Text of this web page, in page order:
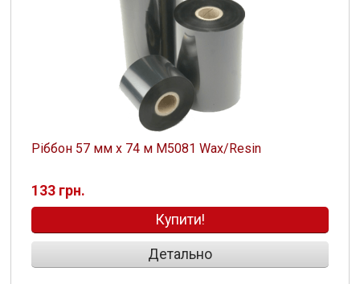
Ріббон 57 мм х 74 м M5081 Wax/Resin
133 грн.
Купити!
Детально